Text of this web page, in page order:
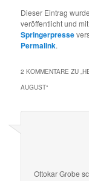
Dieser Eintrag
veröffentlicht und
Springerpresse
Permalink.
2 KOMMENTARE ZU „
AUGUST“
Ottokar Grobe